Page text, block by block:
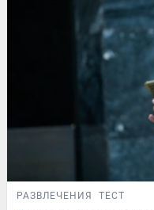
РАЗВЛЕЧЕНИЯ ТЕСТ